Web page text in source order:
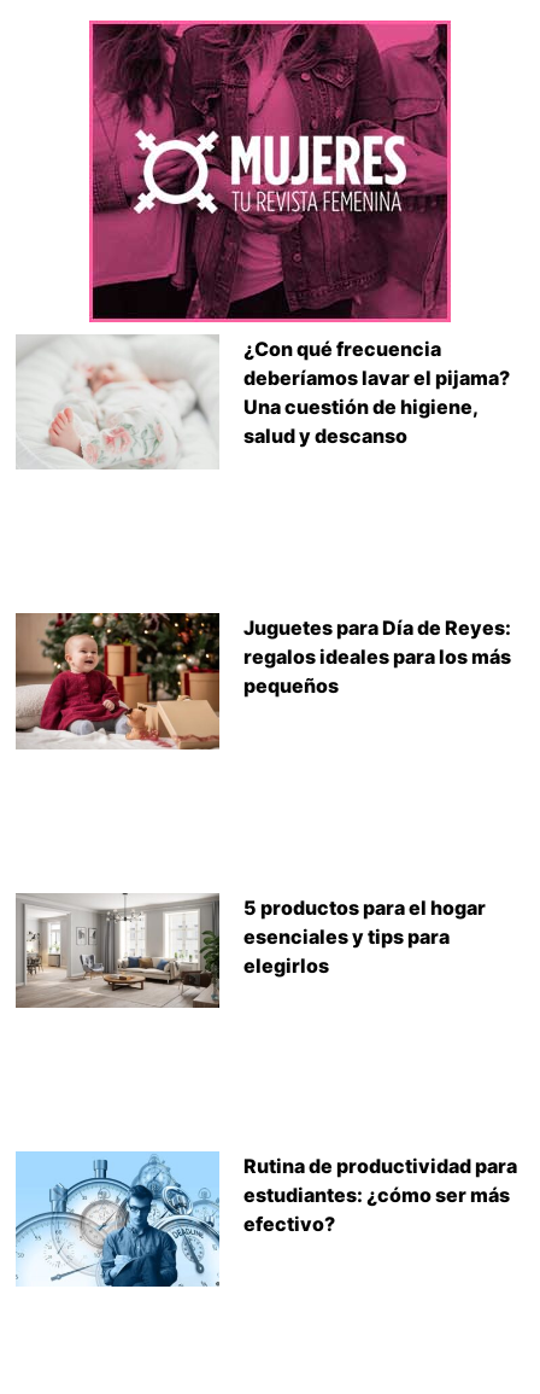
¿Con qué frecuencia
deberíamos lavar el pijama?
Una cuestión de higiene,
salud y descanso
Juguetes para Día de Reyes:
regalos ideales para los más
pequeños
5 productos para el hogar
esenciales y tips para
elegirlos
Rutina de productividad para
estudiantes: ¿cómo ser más
efectivo?